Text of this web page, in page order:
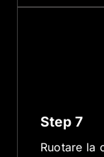
Step 7
Ruotare la